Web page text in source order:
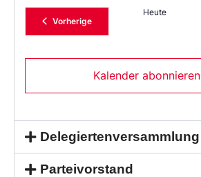
VorherigeVeranstaltungen
Heute
Kalender abonnieren
Delegiertenversammlung
Parteivorstand